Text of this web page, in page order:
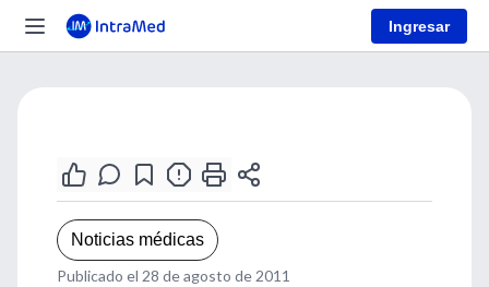
Ingresar
Noticias médicas
Publicado el 28 de agosto de 2011